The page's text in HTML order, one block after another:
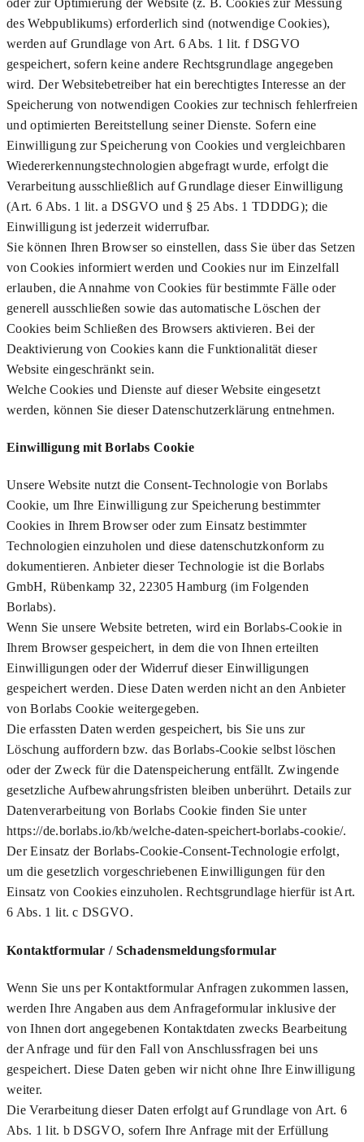
des Webpublikums) erforderlich sind (notwendige Cookies),
werden auf Grundlage von Art. 6 Abs. 1 lit. f DSGVO
gespeichert, sofern keine andere Rechtsgrundlage angegeben
wird. Der Websitebetreiber hat ein berechtigtes Interesse an der
Speicherung von notwendigen Cookies zur technisch fehlerfreien
und optimierten Bereitstellung seiner Dienste. Sofern eine
Einwilligung zur Speicherung von Cookies und vergleichbaren
Wiedererkennungstechnologien abgefragt wurde, erfolgt die
Verarbeitung ausschließlich auf Grundlage dieser Einwilligung
(Art. 6 Abs. 1 lit. a DSGVO und § 25 Abs. 1 TDDDG); die
Einwilligung ist jederzeit widerrufbar.
Sie können Ihren Browser so einstellen, dass Sie über das Setzen
von Cookies informiert werden und Cookies nur im Einzelfall
erlauben, die Annahme von Cookies für bestimmte Fälle oder
generell ausschließen sowie das automatische Löschen der
Cookies beim Schließen des Browsers aktivieren. Bei der
Deaktivierung von Cookies kann die Funktionalität dieser
Website eingeschränkt sein.
Welche Cookies und Dienste auf dieser Website eingesetzt
werden, können Sie dieser Datenschutzerklärung entnehmen.
Einwilligung mit Borlabs Cookie
Unsere Website nutzt die Consent-Technologie von Borlabs
Cookie, um Ihre Einwilligung zur Speicherung bestimmter
Cookies in Ihrem Browser oder zum Einsatz bestimmter
Technologien einzuholen und diese datenschutzkonform zu
dokumentieren. Anbieter dieser Technologie ist die Borlabs
GmbH, Rübenkamp 32, 22305 Hamburg (im Folgenden
Borlabs).
Wenn Sie unsere Website betreten, wird ein Borlabs-Cookie in
Ihrem Browser gespeichert, in dem die von Ihnen erteilten
Einwilligungen oder der Widerruf dieser Einwilligungen
gespeichert werden. Diese Daten werden nicht an den Anbieter
von Borlabs Cookie weitergegeben.
Die erfassten Daten werden gespeichert, bis Sie uns zur
Löschung auffordern bzw. das Borlabs-Cookie selbst löschen
oder der Zweck für die Datenspeicherung entfällt. Zwingende
gesetzliche Aufbewahrungsfristen bleiben unberührt. Details zur
Datenverarbeitung von Borlabs Cookie finden Sie unter
https://de.borlabs.io/kb/welche-daten-speichert-borlabs-cookie/.
Der Einsatz der Borlabs-Cookie-Consent-Technologie erfolgt,
um die gesetzlich vorgeschriebenen Einwilligungen für den
Einsatz von Cookies einzuholen. Rechtsgrundlage hierfür ist Art.
6 Abs. 1 lit. c DSGVO.
Kontaktformular / Schadensmeldungsformular
Wenn Sie uns per Kontaktformular Anfragen zukommen lassen,
werden Ihre Angaben aus dem Anfrageformular inklusive der
von Ihnen dort angegebenen Kontaktdaten zwecks Bearbeitung
der Anfrage und für den Fall von Anschlussfragen bei uns
gespeichert. Diese Daten geben wir nicht ohne Ihre Einwilligung
weiter.
Die Verarbeitung dieser Daten erfolgt auf Grundlage von Art. 6
Abs. 1 lit. b DSGVO, sofern Ihre Anfrage mit der Erfüllung